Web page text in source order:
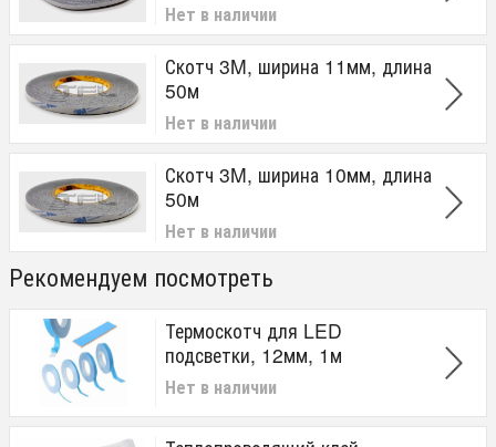
Нет в наличии
Скотч 3M, ширина 11мм, длина
50м
Нет в наличии
Скотч 3M, ширина 10мм, длина
50м
Нет в наличии
Рекомендуем посмотреть
Термоскотч для LED
подсветки, 12мм, 1м
Нет в наличии